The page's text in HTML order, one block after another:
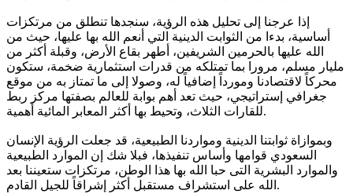
إذا عرجنا إلى تحليل هذه الرؤية، سنجدها تنطلق من مرتكزات
أساسية، بدءا من الثوابت الدينية التي أنعم الله بها عليها، حيث من
الله عليها بالحرمين الشريفين، أطهر بقاع الأرض، وقبلة أكثر من
مليار مسلم، مرورا بما تمتلكه من قدرات استثمارية ضخمة، ستكون
محركاً لاقتصادنا ومورداً إضافياً له، وصولا إلى ما تمتاز به من موقع
جغرافي إستراتيجي، حيث تعد أهم بوابة للعالم بصفتها مركز ربط
للقارات الثلاث، وتحيط بها أكثر المعابر المائية أهمية.
وبموازاة ثوابتنا الدينية ومواردنا الطبيعية، قد جعلت الرؤية الإنسان
السعودي قوامها وأساس تنفيذها، فبلا شك إن الموارد الطبيعية
والموارد البشرية التى حبا الله بها هذا الوطن، مرتكزات ستعيننا بعد
الله على استشراف مستقبل أكثر إشراقاً للجيل القادم.